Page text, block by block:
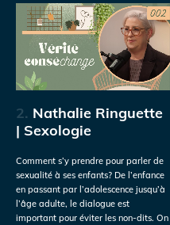
2. Nathalie Ringuette
| Sexologie
Comment s’y prendre pour parler de
sexualité à ses enfants? De l’enfance
en passant par l’adolescence jusqu’à
l’âge adulte, le dialogue est
important pour éviter les non-dits. On